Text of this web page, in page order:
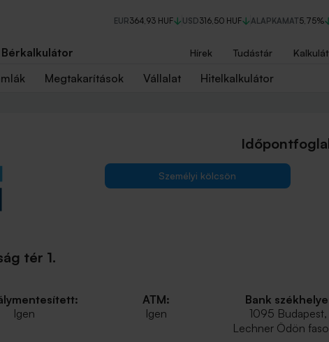
EUR364,93 HUF USD316,50 HUF ALAPKAMAT5,75%
Bérkalkulátor Hírek Tudástár
Megtakarítások Vállalat Hitelkalkulátor
tér 1.
Személyi kölcsön
Igen
ATM:
Igen
Bank
1095 Budapest,
Lechner Ödön